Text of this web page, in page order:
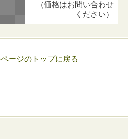
（価格はお問い合わせ
ください）
ページのトップに戻る